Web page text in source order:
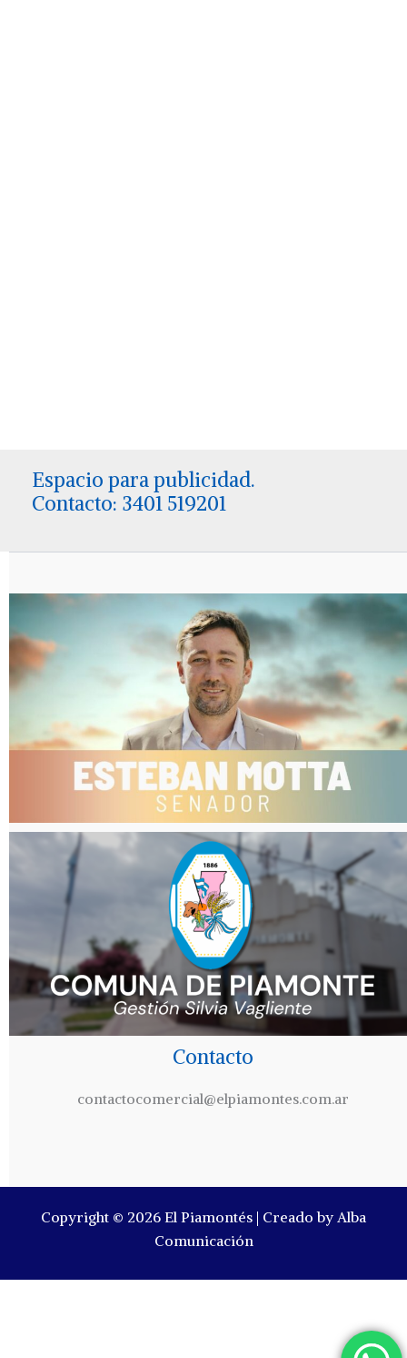
Espacio para publicidad.
Contacto: 3401 519201
Contacto
contactocomercial@elpiamontes.com.ar
Copyright © 2026 El Piamontés | Creado by Alba
Comunicación